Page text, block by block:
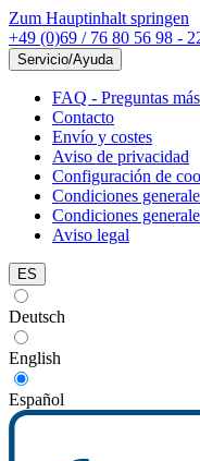
Zum Hauptinhalt springen
+49 (0)69 / 76 80 56 98 -
Servicio/Ayuda
FAQ - Preguntas
Contacto
Envío y costes
Aviso de privacidad
Configuración de
Condiciones
Condiciones
Aviso legal
ES
Deutsch
English
Español